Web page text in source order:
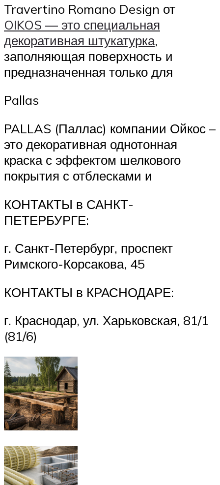
Travertino Romano Design от
OIKOS — это специальная
декоративная штукатурка,
заполняющая поверхность и
предназначенная только для
Pallas
PALLAS (Паллас) компании Ойкос –
это декоративная однотонная
краска с эффектом шелкового
покрытия с отблесками и
КОНТАКТЫ в САНКТ-
ПЕТЕРБУРГЕ:
г. Санкт-Петербург, проспект
Римского-Корсакова, 45
КОНТАКТЫ в КРАСНОДАРЕ:
г. Краснодар, ул. Харьковская, 81/1
(81/6)